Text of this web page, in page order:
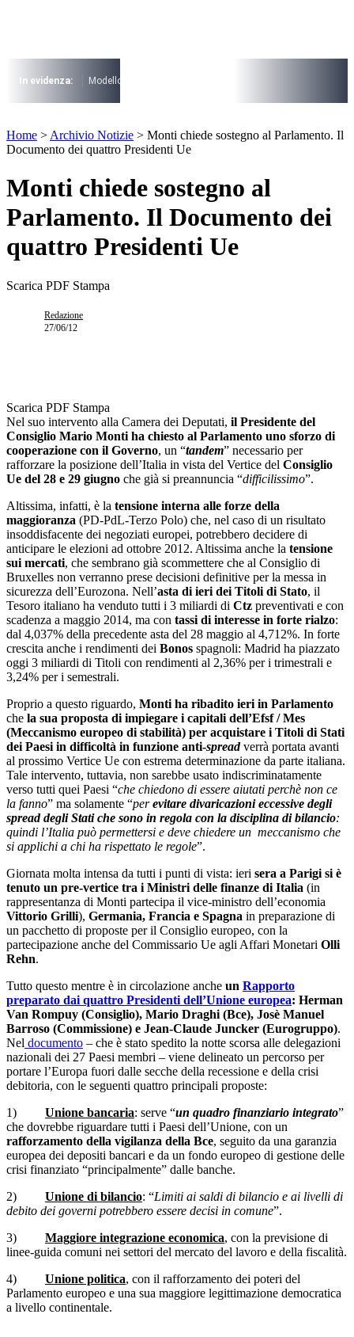
I più cercati
Lorem ipsum dolor sit amet consectetur
Lorem ipsum dolor sit amet consectetur
In evidenza: Modello 730
Lorem ipsum dolor sit amet consectetur
Home > Archivio Notizie > Monti chiede sostegno al Parlamento. Il
Documento dei quattro Presidenti Ue
Monti chiede sostegno al
Parlamento. Il Documento dei
quattro Presidenti Ue
Scarica PDF Stampa
Redazione
27/06/12
Scarica PDF Stampa
Nel suo intervento alla Camera dei Deputati, il Presidente del
Consiglio Mario Monti ha chiesto al Parlamento uno sforzo di
cooperazione con il Governo, un “tandem” necessario per
rafforzare la posizione dell’Italia in vista del Vertice del Consiglio
Ue del 28 e 29 giugno che già si preannuncia “difficilissimo”.
Altissima, infatti, è la tensione interna alle forze della
maggioranza (PD-PdL-Terzo Polo) che, nel caso di un risultato
insoddisfacente dei negoziati europei, potrebbero decidere di
anticipare le elezioni ad ottobre 2012. Altissima anche la tensione
sui mercati, che sembrano già scommettere che al Consiglio di
Bruxelles non verranno prese decisioni definitive per la messa in
sicurezza dell’Eurozona. Nell’asta di ieri dei Titoli di Stato, il
Tesoro italiano ha venduto tutti i 3 miliardi di Ctz preventivati e con
scadenza a maggio 2014, ma con tassi di interesse in forte rialzo:
dal 4,037% della precedente asta del 28 maggio al 4,712%. In forte
crescita anche i rendimenti dei Bonos spagnoli: Madrid ha piazzato
oggi 3 miliardi di Titoli con rendimenti al 2,36% per i trimestrali e
3,24% per i semestrali.
Proprio a questo riguardo, Monti ha ribadito ieri in Parlamento
che la sua proposta di impiegare i capitali dell’Efsf / Mes
(Meccanismo europeo di stabilità) per acquistare i Titoli di Stati
dei Paesi in difficoltà in funzione anti-spreadverrà portata avanti
al prossimo Vertice Ue con estrema determinazione da parte italiana.
Tale intervento, tuttavia, non sarebbe usato indiscriminatamente
verso tutti quei Paesi “che chiedono di essere aiutati perchè non ce
la fanno” ma solamente “perevitare divaricazioni eccessive degli
spread degli Stati che sono in regola con la disciplina di bilancio:
quindi l’Italia può permettersi e deve chiedere un meccanismo che
si applichi a chi ha rispettato le regole”.
Giornata molta intensa da tutti i punti di vista: ieri sera a Parigi si è
tenuto un pre-vertice tra i Ministri delle finanze di Italia (in
rappresentanza di Monti partecipa il vice-ministro dell’economia
Vittorio Grilli), Germania, Francia e Spagna in preparazione di
un pacchetto di proposte per il Consiglio europeo, con la
partecipazione anche del Commissario Ue agli Affari Monetari Olli
Rehn.
Tutto questo mentre è in circolazione anche un Rapporto
preparato dai quattro Presidenti dell’Unione europea: Herman
Van Rompuy (Consiglio), Mario Draghi (Bce), Josè Manuel
Barroso (Commissione) e Jean-Claude Juncker (Eurogruppo).
Nel documento – che è stato spedito la notte scorsa alle delegazioni
nazionali dei 27 Paesi membri – viene delineato un percorso per
portare l’Europa fuori dalle secche della recessione e della crisi
debitoria, con le seguenti quattro principali proposte:
1) Unione bancaria: serve “un quadro finanziario integrato”
che dovrebbe riguardare tutti i Paesi dell’Unione, con un
rafforzamento della vigilanza della Bce, seguito da una garanzia
europea dei depositi bancari e da un fondo europeo di gestione delle
crisi finanziato “principalmente” dalle banche.
2) Unione di bilancio: “Limiti ai saldi di bilancio e ai livelli di
debito dei governi potrebbero essere decisi in comune”.
3) Maggiore integrazione economica, con la previsione di
linee-guida comuni nei settori del mercato del lavoro e della fiscalità.
4) Unione politica, con il rafforzamento dei poteri del
Parlamento europeo e una sua maggiore legittimazione democratica
a livello continentale.